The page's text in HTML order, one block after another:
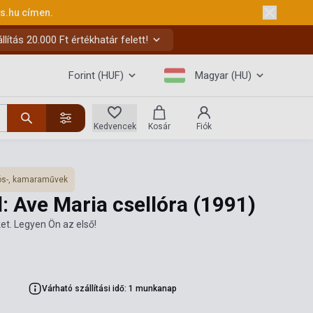
címen.
20.000 Ft értékhatár felett!
Forint (HUF) Magyar (HU)
Kedvencek Kosár Fiók
, kamaraművek
Ave Maria csellóra (1991)
Legyen Ön az első!
Várható szállítási idő: 1 munkanap